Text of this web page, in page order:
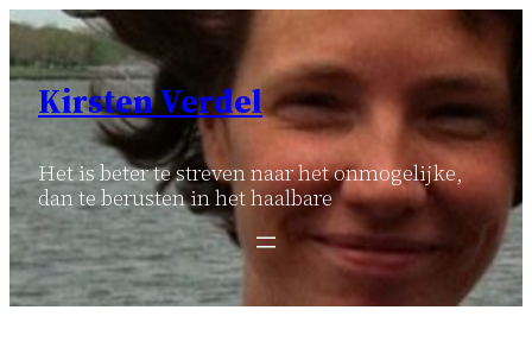
Ga
naar
inhoud
Kirsten Verdel
Het is beter te streven naar het onmogelijke,
dan te berusten in het haalbare